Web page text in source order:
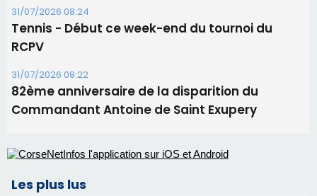
06/08/2026 15:04
Alata - Soirée Tango Argentin au stade de San
Benedetto
05/08/2026 09:53
Biguglia : messe de la Sainte-Marie et
procession le 14 août
Tennis - Début ce week-end du tournoi du
RCPV